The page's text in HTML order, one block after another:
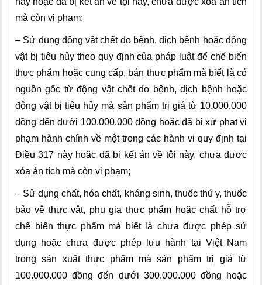
mà còn vi phạm;
– Sử dụng động vật chết do bệnh, dịch bệnh hoặc động
vật bị tiêu hủy theo quy định của pháp luật để chế biến
thực phẩm hoặc cung cấp, bán thực phẩm mà biết là có
nguồn gốc từ động vật chết do bệnh, dịch bệnh hoặc
động vật bị tiêu hủy mà sản phẩm trị giá từ 10.000.000
đồng đến dưới 100.000.000 đồng hoặc đã bị xử phạt vi
phạm hành chính về một trong các hành vi quy định tại
Điều 317 này hoặc đã bị kết án về tội này, chưa được
xóa án tích mà còn vi phạm;
– Sử dụng chất, hóa chất, kháng sinh, thuốc thú y, thuốc
bảo vệ thực vật, phụ gia thực phẩm hoặc chất hỗ trợ
chế biến thực phẩm mà biết là chưa được phép sử
dụng hoặc chưa được phép lưu hành tại Việt Nam
trong sản xuất thực phẩm mà sản phẩm trị giá từ
100.000.000 đồng đến dưới 300.000.000 đồng hoặc